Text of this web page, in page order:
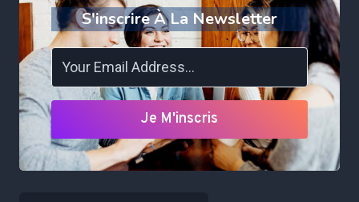
S'inscrire À La Newsletter
Je M'inscris